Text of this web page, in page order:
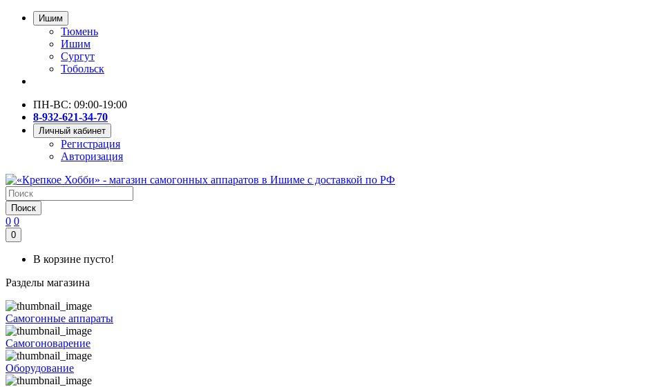
Ишим
Тюмень
Ишим
Сургут
Тобольск
ПН-ВС: 09:00-19:00
8-932-621-34-70
Личный кабинет
Регистрация
Авторизация
Поиск
0 0
0
В корзине пусто!
Разделы магазина
Самогонные аппараты
Самогоноварение
Оборудование